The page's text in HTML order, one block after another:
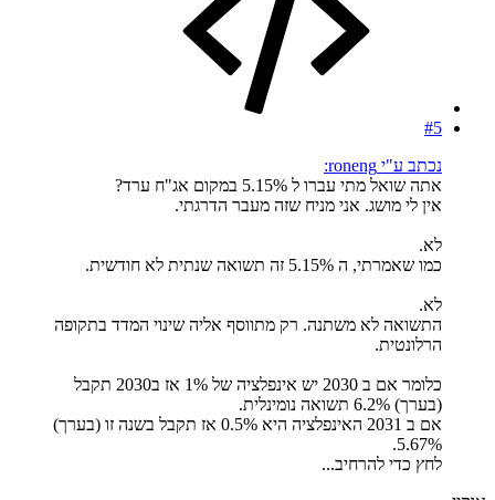
#5
נכתב ע"י roneng:
אתה שואל מתי עברו ל 5.15% במקום אג"ח ערד?
אין לי מושג. אני מניח שזה מעבר הדרגתי.
לא.
כמו שאמרתי, ה 5.15% זה תשואה שנתית לא חודשית.
לא.
התשואה לא משתנה. רק מתווסף אליה שינוי המדד בתקופה
הרלונטית.
כלומר אם ב 2030 יש אינפלציה של 1% אז ב2030 תקבל
(בערך) 6.2% תשואה נומינלית.
אם ב 2031 האינפלציה היא 0.5% אז תקבל בשנה זו (בערך)
5.67%.
לחץ כדי להרחיב...